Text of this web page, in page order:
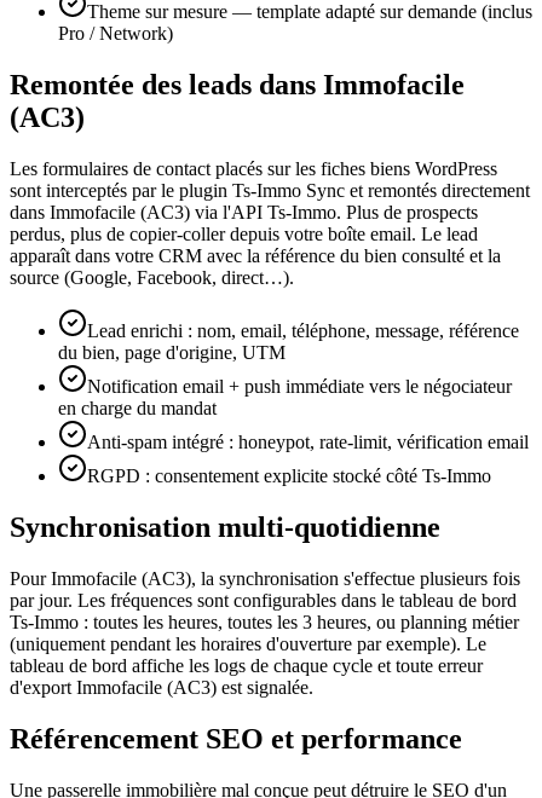
Theme sur mesure — template adapté sur demande (inclus
Pro / Network)
Remontée des leads dans Immofacile
(AC3)
Les formulaires de contact placés sur les fiches biens WordPress
sont interceptés par le plugin Ts-Immo Sync et remontés directement
dans Immofacile (AC3) via l'API Ts-Immo. Plus de prospects
perdus, plus de copier-coller depuis votre boîte email. Le lead
apparaît dans votre CRM avec la référence du bien consulté et la
source (Google, Facebook, direct…).
Lead enrichi : nom, email, téléphone, message, référence
du bien, page d'origine, UTM
Notification email + push immédiate vers le négociateur
en charge du mandat
Anti-spam intégré : honeypot, rate-limit, vérification email
RGPD : consentement explicite stocké côté Ts-Immo
Synchronisation multi-quotidienne
Pour Immofacile (AC3), la synchronisation s'effectue plusieurs fois
par jour. Les fréquences sont configurables dans le tableau de bord
Ts-Immo : toutes les heures, toutes les 3 heures, ou planning métier
(uniquement pendant les horaires d'ouverture par exemple). Le
tableau de bord affiche les logs de chaque cycle et toute erreur
d'export Immofacile (AC3) est signalée.
Référencement SEO et performance
Une passerelle immobilière mal conçue peut détruire le SEO d'un